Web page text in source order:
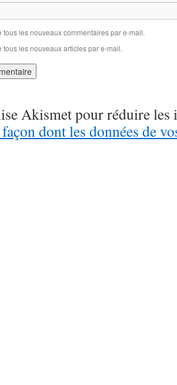
tous les nouveaux commentaires par e-mail.
tous les nouveaux articles par e-mail.
Akismet pour réduire les
dont les données de